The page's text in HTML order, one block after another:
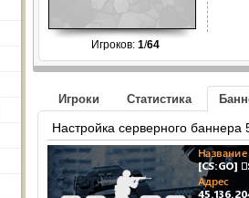
Игроков: 1/64
Игроки Статистика
Настройка серверного баннера